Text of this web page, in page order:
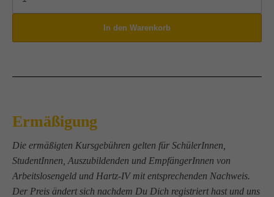
Ermäßigung
Die ermäßigten Kursgebühren gelten für SchülerInnen,
StudentInnen, Auszubildenden und EmpfängerInnen von
Arbeitslosengeld und Hartz-IV mit entsprechenden Nachweis.
Der Preis ändert sich nachdem Du Dich registriert hast und uns